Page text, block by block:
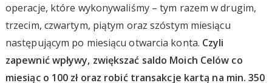
operacje, które wykonywaliśmy – tym razem w drugim,
trzecim, czwartym, piątym oraz szóstym miesiącu
następującym po miesiącu otwarcia konta. Czyli
zapewnić wpływy, zwiększać saldo Moich Celów co
miesiąc o 100 zł oraz robić transakcje kartą na min. 350